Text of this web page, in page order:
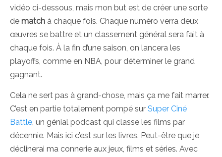
vidéo ci-dessous, mais mon but est de créer une sorte
de match à chaque fois. Chaque numéro verra deux
œuvres se battre et un classement général sera fait à
chaque fois. À la fin d’une saison, on lancera les
playoffs, comme en NBA, pour déterminer le grand
gagnant.
Cela ne sert pas à grand-chose, mais ça me fait marrer.
C’est en partie totalement pompé sur Super Ciné
Battle, un génial podcast qui classe les films par
décennie. Mais ici c’est sur les livres. Peut-être que je
déclinerai ma connerie aux jeux, films et séries. Avec